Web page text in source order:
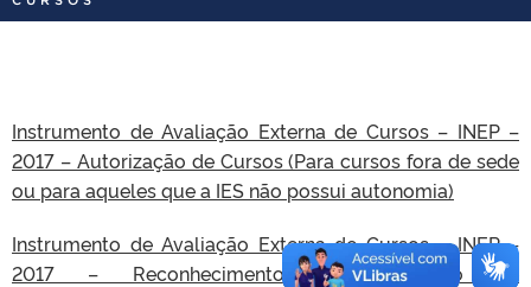
OUVIDORIA
Instrumento de Avaliação Externa de Cursos – INEP –
2017 – Autorização de Cursos (Para cursos fora de sede
ou para aqueles que a IES não possui autonomia)
Instrumento de Avaliação Externa de Cursos – INEP –
2017 – Reconhecimento e Renovação de